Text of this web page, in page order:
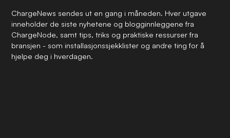
ChargeNews sendes ut en gang i måneden. Hver utgave
inneholder de siste nyhetene og blogginnleggene fra
ChargeNode, samt tips, triks og praktiske ressurser fra
bransjen - som installasjonssjekklister og andre ting for å
hjelpe deg i hverdagen.